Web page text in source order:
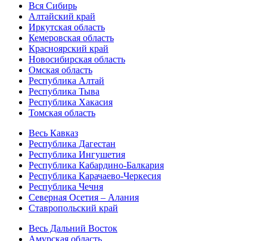
Вся Сибирь
Алтайский край
Иркутская область
Кемеровская область
Красноярский край
Новосибирская область
Омская область
Республика Алтай
Республика Тыва
Республика Хакасия
Томская область
Весь Кавказ
Республика Дагестан
Республика Ингушетия
Республика Кабардино-Балкария
Республика Карачаево-Черкесия
Республика Чечня
Северная Осетия – Алания
Ставропольский край
Весь Дальний Восток
Амурская область